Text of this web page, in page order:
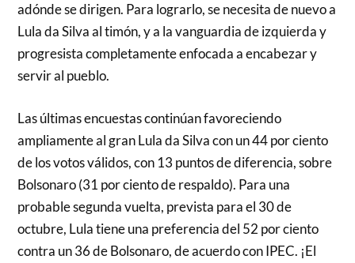
adónde se dirigen. Para lograrlo, se necesita de nuevo a
Lula da Silva al timón, y a la vanguardia de izquierda y
progresista completamente enfocada a encabezar y
servir al pueblo.
Las últimas encuestas continúan favoreciendo
ampliamente al gran Lula da Silva con un 44 por ciento
de los votos válidos, con 13 puntos de diferencia, sobre
Bolsonaro (31 por ciento de respaldo). Para una
probable segunda vuelta, prevista para el 30 de
octubre, Lula tiene una preferencia del 52 por ciento
contra un 36 de Bolsonaro, de acuerdo con IPEC. ¡El